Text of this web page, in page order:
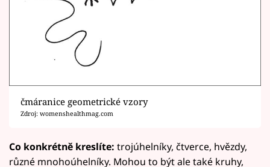
čmáranice geometrické vzory
Zdroj: womenshealthmag.com
Co konkrétně kreslíte: trojúhelníky, čtverce, hvězdy,
různé mnohoúhelníky. Mohou to být ale také kruhy,